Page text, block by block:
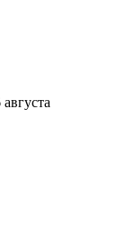
августа